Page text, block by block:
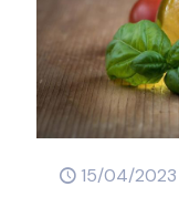
15/04/2023